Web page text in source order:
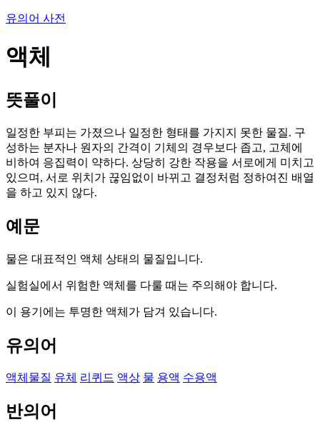
유의어 사전
액체
뜻풀이
일정한 부피는 가졌으나 일정한 형태를 가지지 못한 물질. 구
성하는 분자나 원자의 간격이 기체의 경우보다 좁고, 고체에
비하여 응집력이 약하다. 상당히 강한 작용을 서로에게 미치고
있으며, 서로 위치가 끊임없이 바뀌고 결정처럼 정하여진 배열
을 하고 있지 않다.
예문
물은 대표적인 액체 상태의 물질입니다.
실험실에서 위험한 액체를 다룰 때는 주의해야 합니다.
이 용기에는 투명한 액체가 담겨 있습니다.
유의어
액체물질 유체 리퀴드 액상 물 용액 수용액
반의어